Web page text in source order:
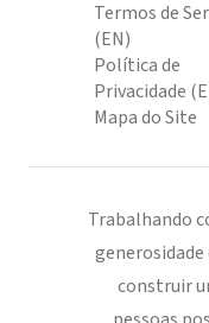
Termos de
(EN)
Política de
Privacidade
Mapa do Site
Trabalhando
construir